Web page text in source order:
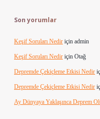
Son yorumlar
Keşif Soruları Nedir için admin
Keşif Soruları Nedir için Otağ
Depremde Çekiçleme Etkisi Nedir
Depremde Çekiçleme Etkisi Nedir
Ay Dünyaya Yaklaşınca Deprem